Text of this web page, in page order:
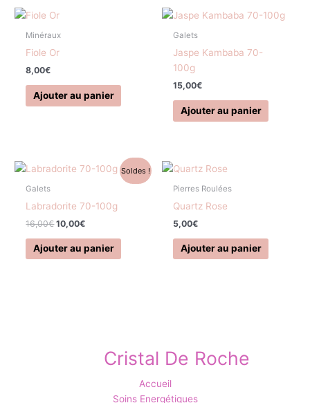
Minéraux
Fiole Or
8,00€
Ajouter au panier
Galets
Jaspe Kambaba 70-
100g
15,00€
Ajouter au panier
Soldes !
Galets
Labradorite 70-100g
16,00€
Le
16,00€.
10,00€
Le
10,00€.
Ajouter au panier
Pierres Roulées
Quartz Rose
5,00€
Ajouter au panier
Cristal De Roche
Accueil
Soins Energétiques